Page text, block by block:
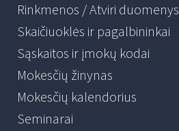
Rinkmenos / Atviri duomenys
Skaičiuoklės ir pagalbininkai
Sąskaitos ir įmokų kodai
Mokesčių žinynas
Mokesčių kalendorius
Seminarai